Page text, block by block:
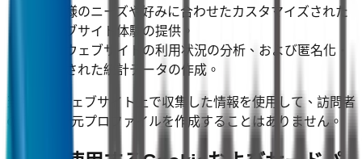
お客様のニーズや好みに合わせたカスタマイズされた
ウェブサイト体験の提供。
当社ウェブサイトの利用状況の分析、および匿名化・
集計された統計データの作成。
当社は、ウェブサイト上で収集した情報を使用して、訪問者
の個人の身元プロファイルを作成することはありません。